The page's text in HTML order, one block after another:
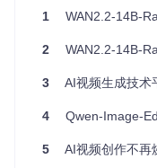
案，那么RAPiD无疑
请确保正确引用该项
Z. Duan, M.O.
in IEEE/CVF
1 WAN2.2-14B-Rapid-
2 WAN2.2-14B-Rapid-
3 AI视频生成技术平民
4 Qwen-Image-Edit-
5 AI视频创作不再烧